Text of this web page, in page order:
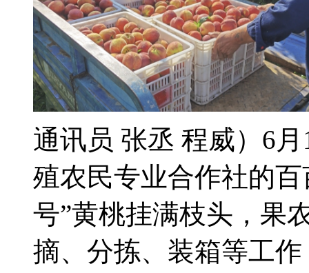
通讯员 张丞 程威）6
殖农民专业合作社的
号”黄桃挂满枝头，果
摘、分拣、装箱等工